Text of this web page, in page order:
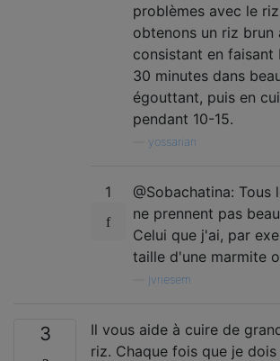
problèmes avec le
obtenons un riz brun
consistant en faisant
30 minutes dans
égouttant, puis en
pendant 10-15.
yossarian
1
@Sobachatina: Tous
ne prennent pas
Celui que j'ai, par
taille d'une marmite
jvriesem
3
Il vous aide à cuire de
riz. Chaque fois que je